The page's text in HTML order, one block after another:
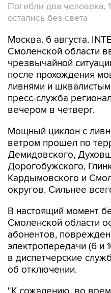
Погибли два человека,
остались без света
Москва. 6 августа.
Смоленской области
чрезвычайной
после прохождения
ливнями и
пресс-служба
вечером в четверг.
Мощный циклон с
ветром прошел по
Демидовского,
Дорогобужского,
Кардымовского и
округов. Сильнее
В настоящий момент
Смоленской области
абонентов,
электропередачи (6 и
в диспетчерские
об отключении.